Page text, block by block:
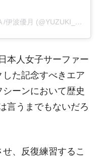
A POST SHARED BY YUZUKI IHA /伊波優月 (@YUZUKI_IHA)
本人女子サーファー
た記念すべきエア
ーンにおいて歴史
言うまでもないだろ
、反復練習するこ